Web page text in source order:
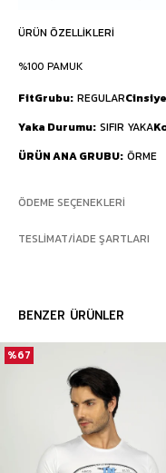
ÜRÜN ÖZELLIKLERI
%100 PAMUK
FitGrubu REGULAR
Yaka Durumu SIFIR YAKA
ÜRÜN ANA GRUBU ÖRME
ÖDEME SEÇENEKLERI
TESLIMAT/İADE ŞARTLARI
BENZER ÜRÜNLER
%67